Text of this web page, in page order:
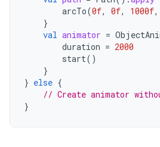
arcTo(0f, 0f, 1000f,
}
val animator =
duration = 2000
start()
}
} else {
// Create animator
}